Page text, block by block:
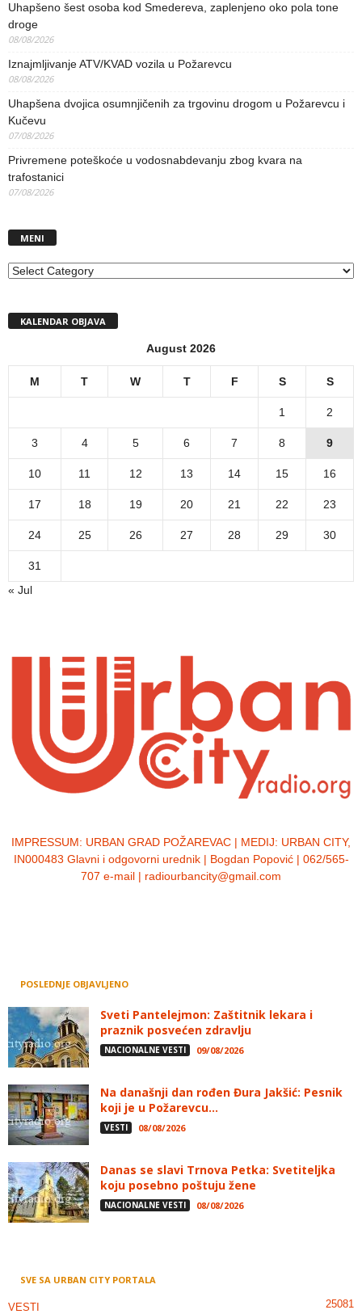
Uhapšeno šest osoba kod Smedereva, zaplenjeno oko pola tone
droge
08/08/2026
Iznajmljivanje ATV/KVAD vozila u Požarevcu
08/08/2026
Uhapšena dvojica osumnjičenih za trgovinu drogom u Požarevcu i
Kučevu
07/08/2026
Privremene poteškoće u vodosnabdevanju zbog kvara na
trafostanici
07/08/2026
MENI
MENI
KALENDAR OBJAVA
August 2026
M T W T F S S
1 2
3 4 5 6 7 8 9
10 11 12 13 14 15 16
17 18 19 20 21 22 23
24 25 26 27 28 29 30
31
« Jul
IMPRESSUM: URBAN GRAD POŽAREVAC | MEDIJ: URBAN CITY,
IN000483 Glavni i odgovorni urednik | Bogdan Popović | 062/565-
707 e-mail | radiourbancity@gmail.com
POSLEDNJE OBJAVLJENO
Sveti Pantelejmon: Zaštitnik lekara i
praznik posvećen zdravlju
NACIONALNE VESTI 09/08/2026
Na današnji dan rođen Đura Jakšić: Pesnik
koji je u Požarevcu...
VESTI 08/08/2026
Danas se slavi Trnova Petka: Svetiteljka
koju posebno poštuju žene
NACIONALNE VESTI 08/08/2026
SVE SA URBAN CITY PORTALA
VESTI 25081